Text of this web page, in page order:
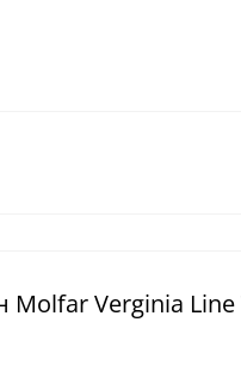
Molfar Verginia